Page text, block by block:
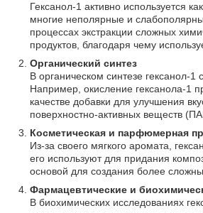
Гексанол-1 активно используется
многие неполярные и
процессах экстракции сложных
продуктов, благодаря чему
Органический синтез
В органическом синтезе гексанол-
Например, окисление гексанола-1
качестве добавки для улучшения
поверхностно-активных веществ
Косметическая и парфюмерная
Из-за своего мягкого аромата,
его используют для придания
основой для создания более
Фармацевтические и
В биохимических исследованиях